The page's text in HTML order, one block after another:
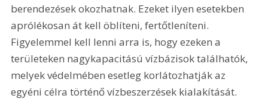
berendezések okozhatnak. Ezeket ilyen esetekben
aprólékosan át kell öblíteni, fertőtleníteni.
Figyelemmel kell lenni arra is, hogy ezeken a
területeken nagykapacitású vízbázisok találhatók,
melyek védelmében esetleg korlátozhatják az
egyéni célra történő vízbeszerzések kialakítását.